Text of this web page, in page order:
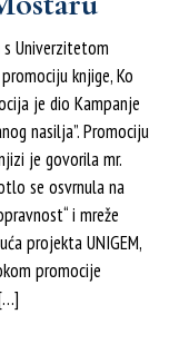
Univerzitetom
knjige, Ko
je dio Kampanje
nasilja”. Promociju
je govorila mr.
se osvrnula na
i mreže
projekta UNIGEM,
promocije